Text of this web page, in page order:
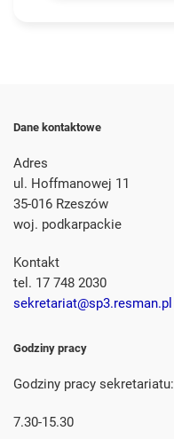
Dane kontaktowe
Adres
ul. Hoffmanowej 11
35-016 Rzeszów
woj. podkarpackie
Kontakt
tel. 17 748 2030
sekretariat@sp3.resman.pl
Godziny pracy
Godziny pracy sekretariatu:
7.30-15.30